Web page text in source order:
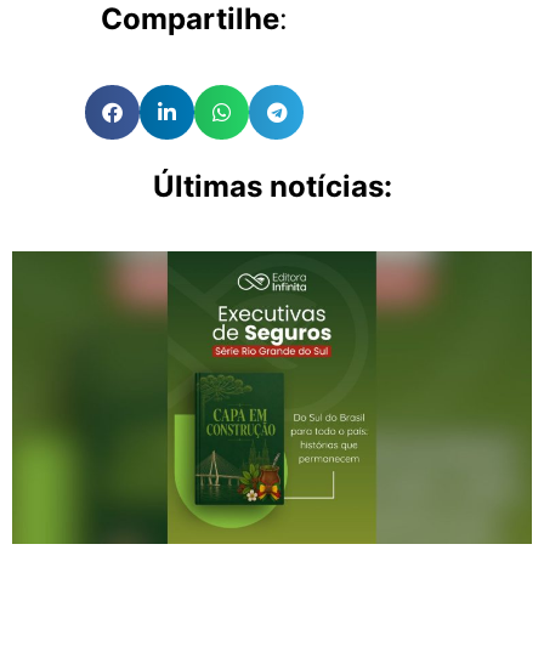
Compartilhe:
Últimas notícias: